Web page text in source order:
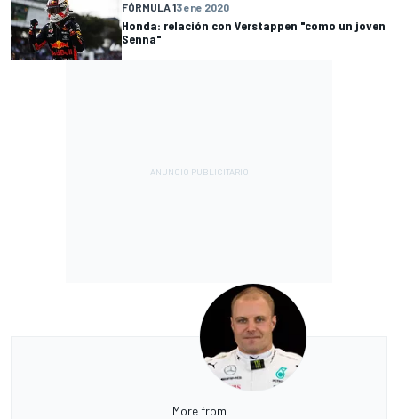
FÓRMULA 13 ene 2020
Honda: relación con Verstappen "como un joven
Senna"
More from